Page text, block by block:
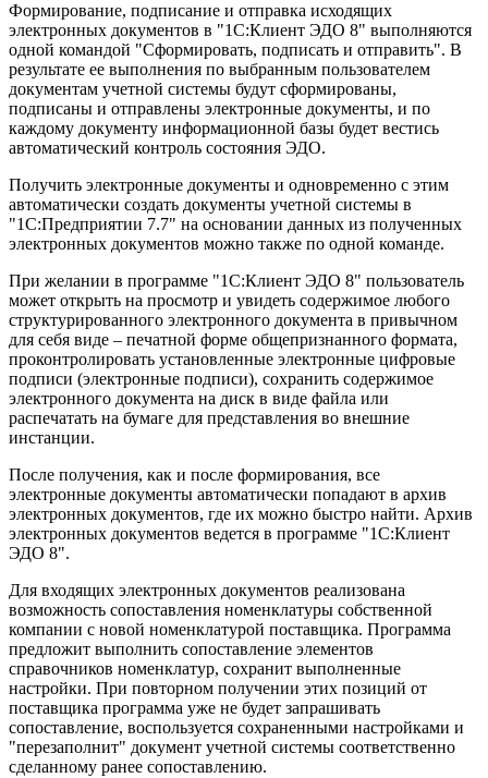
Формирование, подписание и отправка исходящих
электронных документов в "1С:Клиент ЭДО 8" выполняются
одной командой "Сформировать, подписать и отправить". В
результате ее выполнения по выбранным пользователем
документам учетной системы будут сформированы,
подписаны и отправлены электронные документы, и по
каждому документу информационной базы будет вестись
автоматический контроль состояния ЭДО.
Получить электронные документы и одновременно с этим
автоматически создать документы учетной системы в
"1С:Предприятии 7.7" на основании данных из полученных
электронных документов можно также по одной команде.
При желании в программе "1С:Клиент ЭДО 8" пользователь
может открыть на просмотр и увидеть содержимое любого
структурированного электронного документа в привычном
для себя виде – печатной форме общепризнанного формата,
проконтролировать установленные электронные цифровые
подписи (электронные подписи), сохранить содержимое
электронного документа на диск в виде файла или
распечатать на бумаге для представления во внешние
инстанции.
После получения, как и после формирования, все
электронные документы автоматически попадают в архив
электронных документов, где их можно быстро найти. Архив
электронных документов ведется в программе "1С:Клиент
ЭДО 8".
Для входящих электронных документов реализована
возможность сопоставления номенклатуры собственной
компании с новой номенклатурой поставщика. Программа
предложит выполнить сопоставление элементов
справочников номенклатур, сохранит выполненные
настройки. При повторном получении этих позиций от
поставщика программа уже не будет запрашивать
сопоставление, воспользуется сохраненными настройками и
"перезаполнит" документ учетной системы соответственно
сделанному ранее сопоставлению.